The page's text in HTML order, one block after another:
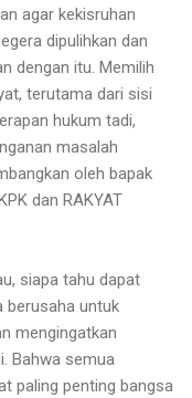
agar kekisruhan
dipulihkan dan
dengan itu. Memilih
terutama dari sisi
hukum tadi,
masalah
oleh bapak
dan RAKYAT
siapa tahu dapat
berusaha untuk
mengingatkan
Bahwa semua
paling penting bangsa